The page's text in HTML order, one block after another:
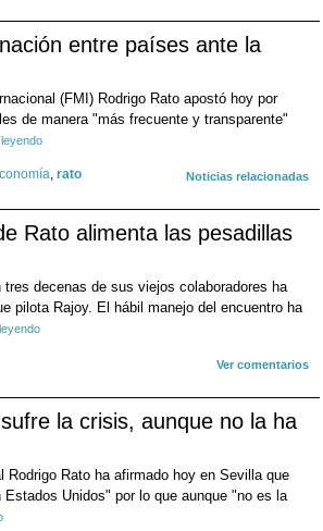
entre países ante la
(FMI) Rodrigo Rato apostó hoy por
de manera "más frecuente y transparente"
Noticias relacionadas
, rato
Rato alimenta las pesadillas
decenas de sus viejos colaboradores ha
pilota Rajoy. El hábil manejo del encuentro ha
Ver comentarios
la crisis, aunque no la ha
Rato ha afirmado hoy en Sevilla que
Unidos" por lo que aunque "no es la